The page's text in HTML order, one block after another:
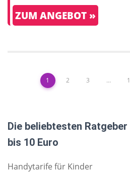
ZUM ANGEBOT »
1 2 3 …
Die beliebtesten
bis 10 Euro
Handytarife für Kinder